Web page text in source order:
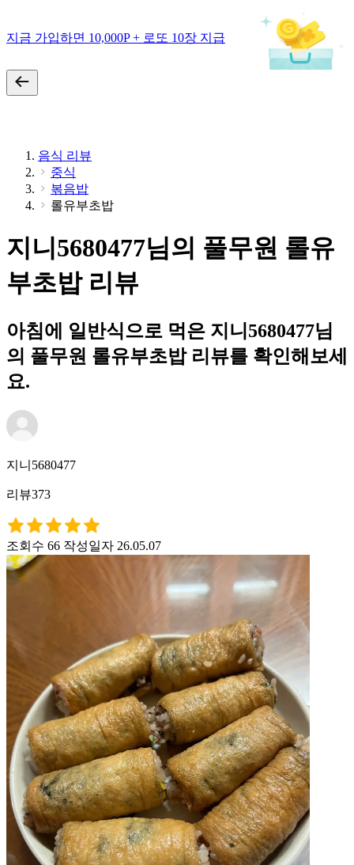
지금 가입하면 10,000P + 로또 10장 지급
음식 리뷰
중식
볶음밥
롤유부초밥
지니5680477님의 풀무원 롤유
부초밥 리뷰
아침에 일반식으로 먹은 지니5680477님
의 풀무원 롤유부초밥 리뷰를 확인해보세
요.
지니5680477
리뷰373
조회수 66 작성일자 26.05.07